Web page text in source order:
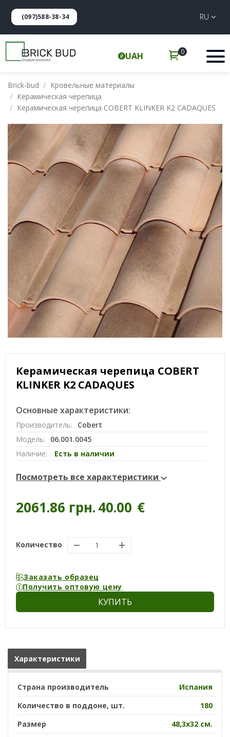
(097)588-38-34 RU
UAH 0
Brick-bud
Кровельные материалы
Керамическая черепица
Керамическая черепица COBERT KLINKER K2 CADAQUES
Керамическая черепица COBERT
KLINKER K2 CADAQUES
Основные характеристики:
Производитель:
Cobert
Модель:
06.001.0045
Наличие:
Есть в наличии
Посмотреть все характеристики
2061.86 грн.40.00 €
Количество
Заказать образец
Получить оптовую цену
КУПИТЬ
Характеристики
Страна производитель
Испания
Количество в поддоне, шт.
180
Размер
48,3х32 см.